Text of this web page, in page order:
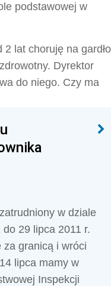
podstawowej w
lat choruję na gardło
Dyrektor
do niego. Czy ma
w dziale
29 lipca 2011 r.
za granicą i wróci
lipca mamy w
Inspekcji